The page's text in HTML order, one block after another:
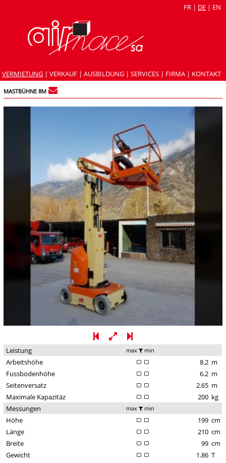
FR | DE | EN
VERMIETUNG | VERKAUF | AUSBILDUNG | SERVICES | FIRMA | KONTAKT
MASTBÜHNE 8M
Leistung max min
Arbeitshöhe 8.2 m
Fussbodenhöhe
6.2 m
Seitenversatz
2.65 m
Maximale Kapazitäz
200 kg
Messungen
max min
Höhe 199 cm
Länge
210 cm
Breite
99 cm
Gewicht
1.86 T